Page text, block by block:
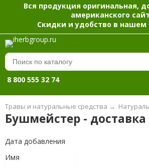
Вся продукция оригинальная,
американского
Скидки и удобство в нашем
8 800 555 32 74
Травы и натуральные средства →
Бушмейстер - доставка
Дата добавления
Имя